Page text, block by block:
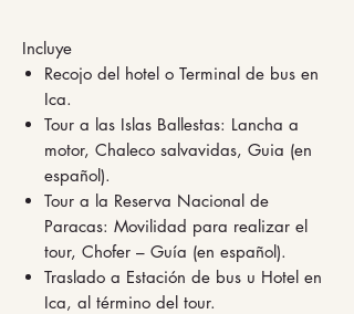
Incluye
Recojo del hotel o Terminal de bus en
Ica.
Tour a las Islas Ballestas: Lancha a
motor, Chaleco salvavidas, Guia (en
español).
Tour a la Reserva Nacional de
Paracas: Movilidad para realizar el
tour, Chofer – Guía (en español).
Traslado a Estación de bus u Hotel en
Ica, al término del tour.